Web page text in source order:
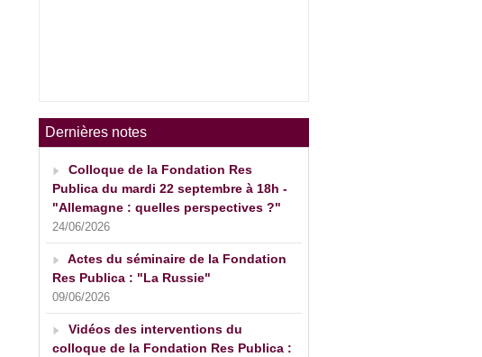
Dernières notes
Colloque de la Fondation Res
Publica du mardi 22 septembre à 18h -
"Allemagne : quelles perspectives ?"
24/06/2026
Actes du séminaire de la Fondation
Res Publica : "La Russie"
09/06/2026
Vidéos des interventions du
colloque de la Fondation Res Publica :